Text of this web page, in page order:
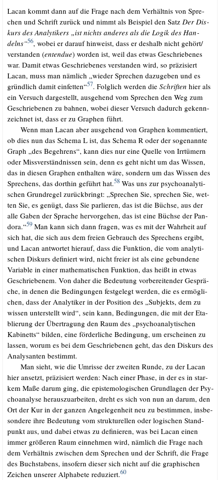
Lacan kommt dann auf die Fra­ge nach dem Ver­hält­nis von Spre­
chen und Schrift zurück und nimmt als Bei­spiel den Satz Der Dis­
kurs des Ana­ly­ti­kers „ist nichts ande­res als die Logik des Han­
delns“56, wobei er dar­auf hin­weist, dass er des­halb nicht gehört/​
verstanden (enten­due) wor­den ist, weil das etwas Geschrie­be­nes
war. Damit etwas Geschrie­be­nes ver­stan­den wird, so prä­zi­siert
Lacan, muss man näm­lich „wie­der Spre­chen dazu­ge­ben und es
gründ­lich damit ein­fet­ten“57. Folg­lich wer­den die Schrif­ten hier als
ein Ver­such dar­ge­stellt, aus­ge­hend vom Spre­chen den Weg zum
Geschrie­be­nen zu bah­nen, wobei die­ser Ver­such dadurch gekenn­
zeich­net ist, dass er zu Gra­phen führt.
Wenn man Lacan aber aus­ge­hend von Gra­phen kom­men­tiert,
ob dies nun das Sche­ma L ist, das Sche­ma R oder der soge­nann­te
Graph „des Begeh­rens“, kann dies nur eine Quel­le von Irr­tü­mern
oder Miss­ver­ständ­nis­sen sein, denn es geht nicht um das Wis­sen,
das in die­sen Gra­phen ent­hal­ten wäre, son­dern um das Wis­sen des
Spre­chens, das dort­hin geführt hat.58Was uns zur psy­cho­ana­ly­ti­
schen Grund­re­gel zurück­bringt: „Spre­chen Sie, spre­chen Sie, wet­
ten Sie, es genügt, dass Sie par­lie­ren, das ist die Büch­se, aus der
alle Gaben der Spra­che her­vor­ge­hen, das ist eine Büch­se der Pan­
do­ra.“59Man kann sich dann fra­gen, was es mit der Wahr­heit auf
sich hat, die sich aus dem frei­en Gebrauch des Spre­chens ergibt,
und Lacan ant­wor­tet hier­auf, dass die Funk­ti­on, die vom ana­ly­ti­
schen Dis­kurs defi­niert wird, nicht frei­er ist als eine gebun­de­ne
Varia­ble in einer mathe­ma­ti­schen Funk­ti­on, das heißt in etwas
Geschrie­be­nem. Von daher die Bedeu­tung vor­be­rei­ten­der Gesprä­
che, in denen die Bedin­gun­gen fest­ge­legt wer­den, die es ermög­li­
chen, dass der Ana­ly­ti­ker in der Posi­ti­on des „Sub­jekts, dem zu
wis­sen unter­stellt wird“, sein kann, Bedin­gun­gen, die mit der Eta­
blie­rung der Über­tra­gung den Raum des „psy­cho­ana­ly­ti­schen
Kabi­netts“ bil­den, eine för­der­li­che Bedin­gung, um erschei­nen zu
las­sen, wor­um es bei dem Geschrie­be­nen geht, das den Dis­kurs des
Ana­ly­san­ten bestimmt.
Man sieht, wie die Umris­se der zwei­ten Run­de, zu der Lacan
hier ansetzt, prä­zi­siert wer­den: Nach einer Pha­se, in der es in star­
kem Maße dar­um ging, die epis­te­mo­lo­gi­schen Grund­la­gen der Psy­
cho­ana­ly­se her­aus­zu­ar­bei­ten, dreht es sich von nun an dar­um, den
Ort der Kur in der gan­zen Ange­le­gen­heit neu zu bestim­men, ins­be­
son­de­re ihre Bedeu­tung vom struk­tu­rel­len oder logi­schen Stand­
punkt aus, und dabei etwas zu defi­nie­ren, was bei Lacan einen
immer grö­ße­ren Raum ein­neh­men wird, näm­lich die Fra­ge nach
dem Ver­hält­nis zwi­schen dem Spre­chen und der Schrift, die Fra­ge
des Buch­sta­bens, inso­fern die­ser sich nicht auf die gra­phi­schen
Zei­chen unse­rer Alpha­be­te redu­ziert.60.